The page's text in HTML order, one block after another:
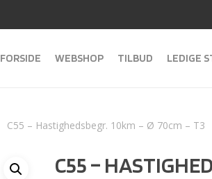
FORSIDE WEBSHOP TILBUD LEDIGE
C55 – Hastighedsbegr. 10km – Ø 70cm – T3
C55 –